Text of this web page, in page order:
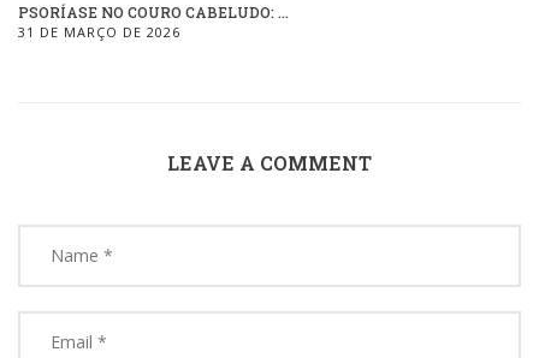
PSORÍASE NO COURO CABELUDO: ...
31 DE MARÇO DE 2026
LEAVE A COMMENT